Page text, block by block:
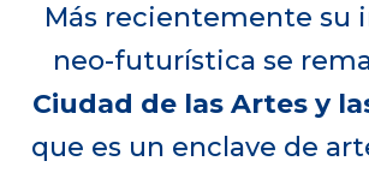
Más recientemente su
neo-futurística se
Ciudad de las Artes y
que es un enclave de